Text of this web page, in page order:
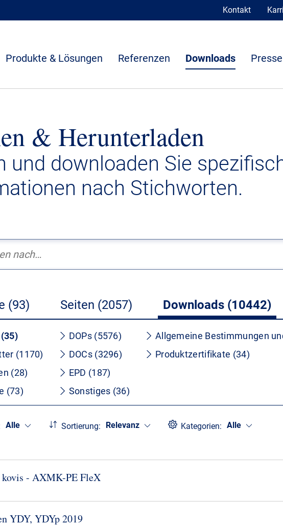
Kontakt
Produkte & Lösungen Referenzen Downloads
& Herunterladen
und downloaden Sie
nach Stichworten.
(93) Seiten (2057) Downloads (10442)
(1170)
(28)
(73)
DOPs (5576)
DOCs (3296)
EPD (187)
Sonstiges (36)
Allgemeine Bestimmungen
Produktzertifikate (34)
Alle Sortierung: Relevanz Kategorien: Alle
kovis -​ AXMK-​PE FleX
YDY, YDYp 2019